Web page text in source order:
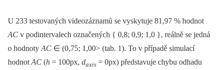
U 233 testovaných videozáznamů se vyskytuje 81,97 % hodnot
AC v podintervalech označených { 0,8; 0,9; 1,0 }, reálně se jedná
o hodnoty AC ∈ (0,75; 1,00> (tab. 1). To v případě simulací
hodnot AC (h = 100px, daxis = 0px) představuje chybu odhadu